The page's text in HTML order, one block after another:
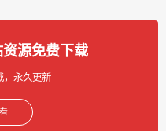
资源免费下载
，永久更新